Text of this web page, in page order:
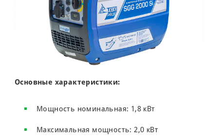
Основные характеристики:
Мощность номинальная: 1,8 кВт
Максимальная мощность: 2,0 кВт